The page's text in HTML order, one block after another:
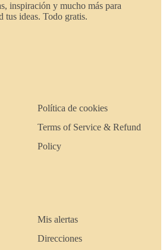
inspiración y mucho más para
tus ideas. Todo gratis.
Política de cookies
Terms of Service & Refund
Policy
Mis alertas
Direcciones